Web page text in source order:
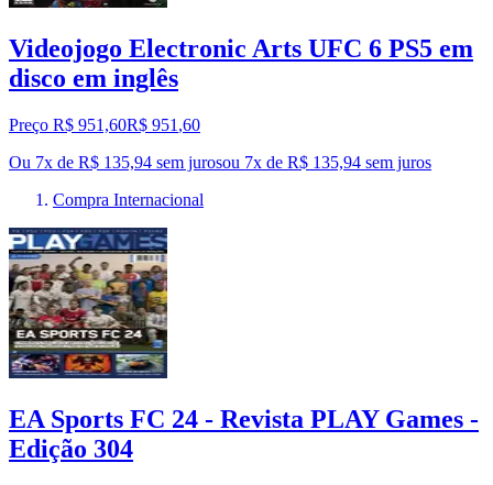
Videojogo Electronic Arts UFC 6 PS5 em
disco em inglês
Preço R$ 951,60R$ 951 ,60
Ou 7x de R$ 135,94 sem jurosou 7x de R$ 135,94 sem juros
Compra Internacional
EA Sports FC 24 - Revista PLAY Games -
Edição 304